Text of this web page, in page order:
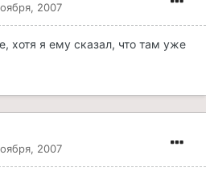
2007
хотя я ему сказал, что там уже
2007